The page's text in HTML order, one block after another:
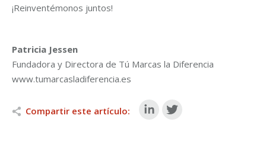
¡Reinventémonos juntos!
Patricia Jessen
Fundadora y Directora de Tú Marcas la Diferencia
www.tumarcasladiferencia.es
Compartir este artículo: